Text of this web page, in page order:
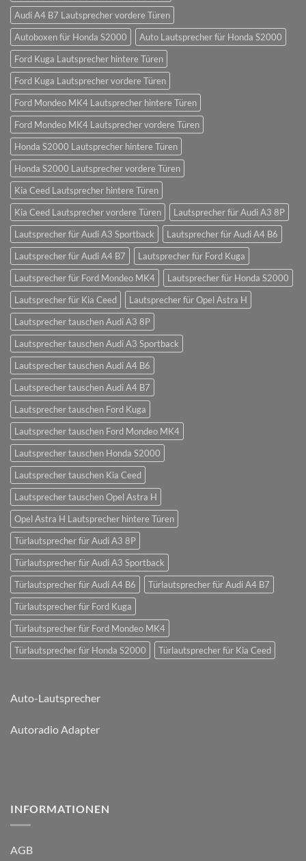
Audi A4 B7 Lautsprecher vordere Türen
Autoboxen für Honda S2000
Auto Lautsprecher für Honda S2000
Ford Kuga Lautsprecher hintere Türen
Ford Kuga Lautsprecher vordere Türen
Ford Mondeo MK4 Lautsprecher hintere Türen
Ford Mondeo MK4 Lautsprecher vordere Türen
Honda S2000 Lautsprecher hintere Türen
Honda S2000 Lautsprecher vordere Türen
Kia Ceed Lautsprecher hintere Türen
Kia Ceed Lautsprecher vordere Türen
Lautsprecher für Audi A3 8P
Lautsprecher für Audi A3 Sportback
Lautsprecher für Audi A4 B6
Lautsprecher für Audi A4 B7
Lautsprecher für Ford Kuga
Lautsprecher für Ford Mondeo MK4
Lautsprecher für Honda S2000
Lautsprecher für Kia Ceed
Lautsprecher für Opel Astra H
Lautsprecher tauschen Audi A3 8P
Lautsprecher tauschen Audi A3 Sportback
Lautsprecher tauschen Audi A4 B6
Lautsprecher tauschen Audi A4 B7
Lautsprecher tauschen Ford Kuga
Lautsprecher tauschen Ford Mondeo MK4
Lautsprecher tauschen Honda S2000
Lautsprecher tauschen Kia Ceed
Lautsprecher tauschen Opel Astra H
Opel Astra H Lautsprecher hintere Türen
Türlautsprecher für Audi A3 8P
Türlautsprecher für Audi A3 Sportback
Türlautsprecher für Audi A4 B6
Türlautsprecher für Audi A4 B7
Türlautsprecher für Ford Kuga
Türlautsprecher für Ford Mondeo MK4
Türlautsprecher für Honda S2000
Türlautsprecher für Kia Ceed
Auto-Lautsprecher
Autoradio Adapter
INFORMATIONEN
AGB